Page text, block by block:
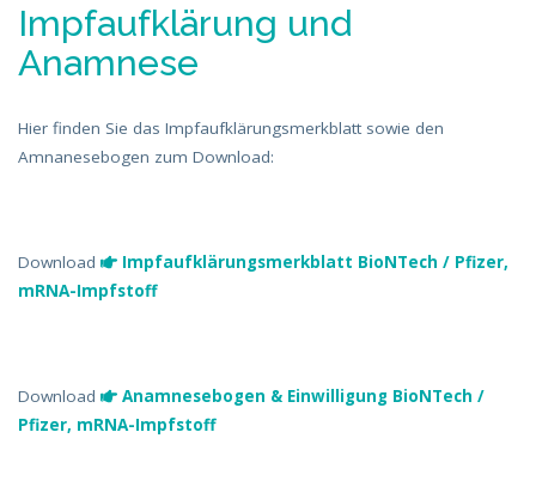
Impfaufklärung und
Anamnese
Hier finden Sie das Impfaufklärungsmerkblatt sowie den
Amnanesebogen zum Download:
Download
Impfaufklärungsmerkblatt BioNTech / Pfizer,
mRNA-Impfstoff
Download
Anamnesebogen & Einwilligung BioNTech /
Pfizer, mRNA-Impfstoff